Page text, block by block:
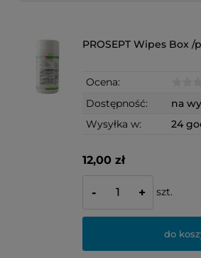
PROSEPT Wipes Box /
Ocena:
Dostępność:
na
Wysyłka w:
24
12,00 zł
- + szt.
do